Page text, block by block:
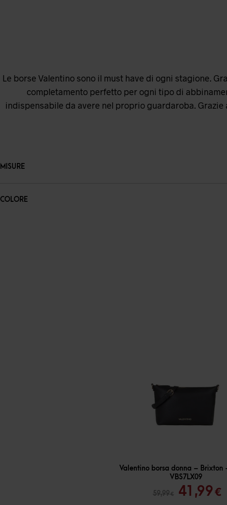
Le borse Valentino sono il must have di ogni stagione.
completamento perfetto per ogni tipo di
indispensabile da avere nel proprio guardaroba.
MISURE
COLORE
- 30
Valentino borsa donna – Brixton
VBS7LX09
59,99€
Il
41,99€Il